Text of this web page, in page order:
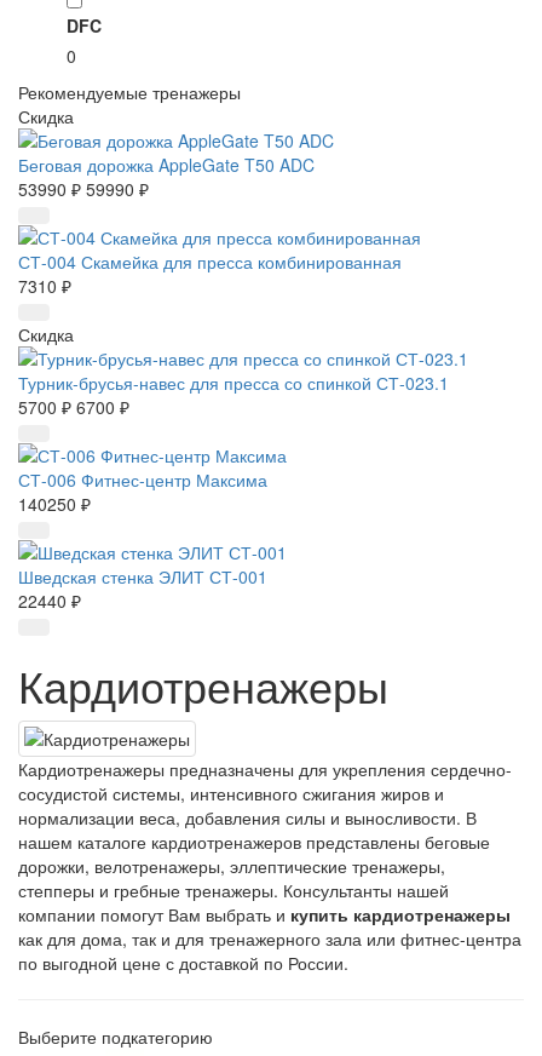
DFC
0
Рекомендуемые тренажеры
Скидка
Беговая дорожка AppleGate T50 ADC
53990 ₽ 59990 ₽
СТ-004 Скамейка для пресса комбинированная
7310 ₽
Скидка
Турник-брусья-навес для пресса со спинкой СТ-023.1
5700 ₽ 6700 ₽
СТ-006 Фитнес-центр Максима
140250 ₽
Шведская стенка ЭЛИТ СТ-001
22440 ₽
Кардиотренажеры
Кардиотренажеры предназначены для укрепления сердечно-
сосудистой системы, интенсивного сжигания жиров и
нормализации веса, добавления силы и выносливости. В
нашем каталоге кардиотренажеров представлены беговые
дорожки, велотренажеры, эллептические тренажеры,
степперы и гребные тренажеры. Консультанты нашей
компании помогут Вам выбрать и купить кардиотренажеры
как для дома, так и для тренажерного зала или фитнес-центра
по выгодной цене с доставкой по России.
Выберите подкатегорию